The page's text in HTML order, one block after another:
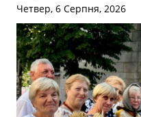
Четвер, 6 Серпня, 2026